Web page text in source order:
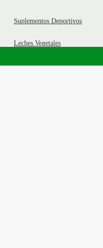
Suplementos Deportivos
Leches Vegetales